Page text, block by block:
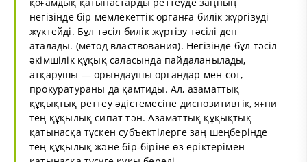
негізінде бір мемлекеттік органға билік жүргізуді
жүктейді. Бұл тәсіл билік жүргізу тәсілі деп
аталады. (метод властвования). Негізінде бұл тәсіл
әкімшілік құқық саласында пайдаланылады,
атқарушы — орындаушы органдар мен сот,
прокуратураны да қамтиды. Ал, азаматтық
құқықтық реттеу әдістемесіне диспозитивтік, яғни
тең құқылық сипат тән. Азаматтық құқықтық
қатынасқа түскен субъектілерге заң шеңберінде
тең құқылық және бір-біріне өз еріктерімен